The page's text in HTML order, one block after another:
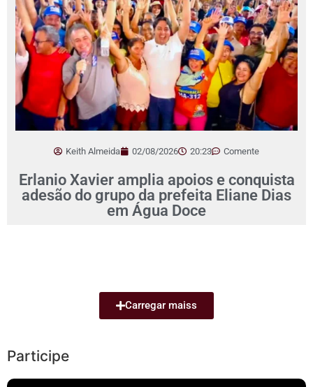
Keith Almeida 02/08/2026 20:23 Comente
Erlanio Xavier amplia apoios e conquista
adesão do grupo da prefeita Eliane Dias
em Água Doce
Carregar maiss
Participe